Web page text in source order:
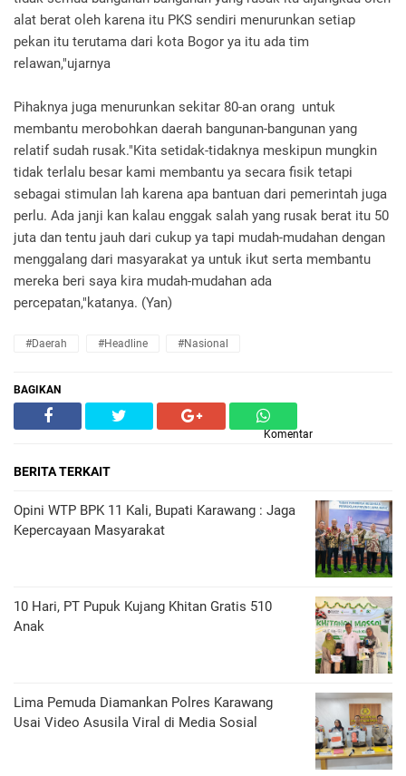
alat berat oleh karena itu PKS sendiri menurunkan setiap
pekan itu terutama dari kota Bogor ya itu ada tim
relawan,"ujarnya
Pihaknya juga menurunkan sekitar 80-an orang untuk
membantu merobohkan daerah bangunan-bangunan yang
relatif sudah rusak."Kita setidak-tidaknya meskipun mungkin
tidak terlalu besar kami membantu ya secara fisik tetapi
sebagai stimulan lah karena apa bantuan dari pemerintah juga
perlu. Ada janji kan kalau enggak salah yang rusak berat itu 50
juta dan tentu jauh dari cukup ya tapi mudah-mudahan dengan
menggalang dari masyarakat ya untuk ikut serta membantu
mereka beri saya kira mudah-mudahan ada
percepatan,"katanya. (Yan)
#daerah #headline #nasional
BAGIKAN
Komentar
BERITA TERKAIT
Opini WTP BPK 11 Kali, Bupati Karawang : Jaga
Kepercayaan Masyarakat
10 Hari, PT Pupuk Kujang Khitan Gratis 510
Anak
Lima Pemuda Diamankan Polres Karawang
Usai Video Asusila Viral di Media Sosial